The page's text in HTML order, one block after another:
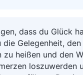
über WhatsApp
dass du Glück
die Gelegenheit,
zu heißen und den
loszuwerden